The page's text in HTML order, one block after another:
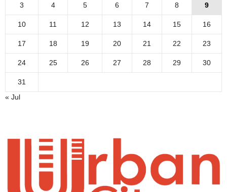
3 4 5 6 7 8 9
10 11 12 13 14 15 16
17 18 19 20 21 22 23
24 25 26 27 28 29 30
31
« Jul